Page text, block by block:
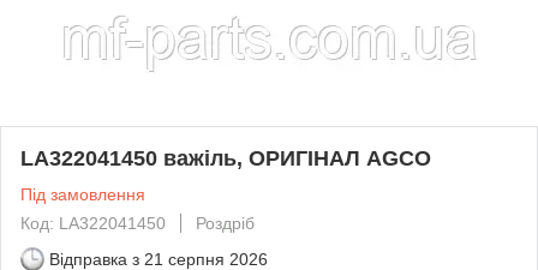
LA322041450 важіль, ОРИГІНАЛ AGCO
Під замовлення
Код: LA322041450
Роздріб
Відправка з 21 серпня 2026